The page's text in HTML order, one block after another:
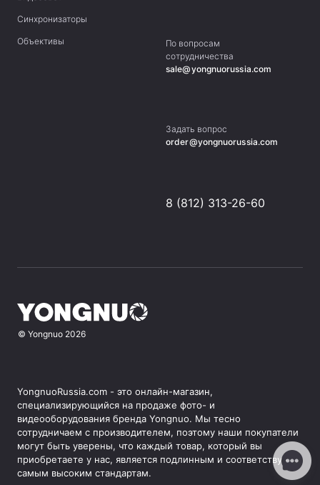
Синхронизаторы
Объективы
По вопросам
сотрудничества
sale@yongnuorussia.com
Задать вопрос
order@yongnuorussia.com
8 (812) 313-26-60
© Yongnuo 2026
YongnuoRussia.com - это онлайн-магазин,
специализирующийся на продаже фото- и
видеооборудования бренда Yongnuo. Мы тесно
сотрудничаем с производителем, поэтому наши покупатели
могут быть уверены, что каждый товар, который вы
приобретаете у нас, является подлинным и соответствует
самым высоким стандартам.